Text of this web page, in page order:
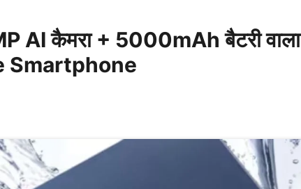
AI कैमरा + 5000mAh बैटरी वाला
Smartphone